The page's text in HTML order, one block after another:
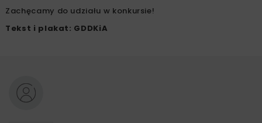
Zachęcamy do udziału w konkursie!
Tekst i plakat: GDDKiA